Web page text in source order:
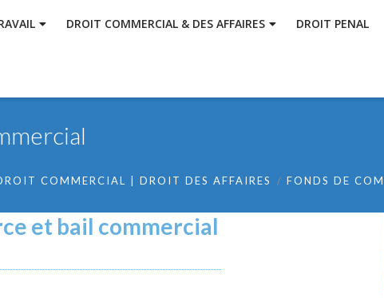
DROIT COMMERCIAL & DES AFFAIRES DROIT PENAL
COMMERCIAL | DROIT DES AFFAIRES FONDS DE
et bail commercial